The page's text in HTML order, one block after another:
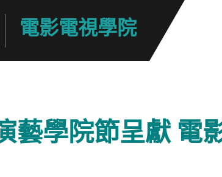
電影電視學院
藝學院節呈獻 電